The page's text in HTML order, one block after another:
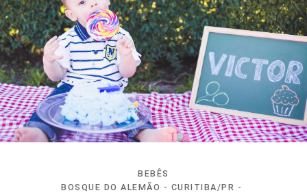
BEBÊS
BOSQUE DO ALEMÃO - CURITIBA/PR